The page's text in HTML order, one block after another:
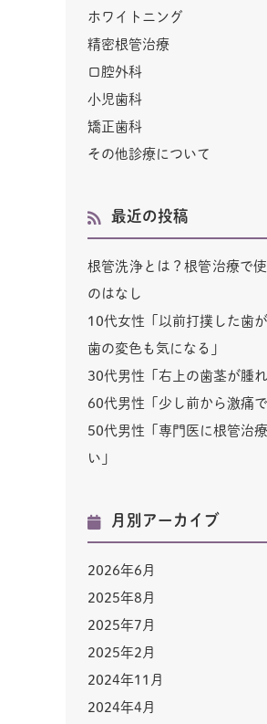
ホワイトニング
精密根管治療
口腔外科
小児歯科
矯正歯科
その他診療について
最近の投稿
根管洗浄とは？根管治療で
のはなし
10代女性「以前打撲した歯が
歯の変色も気になる」
30代男性「右上の歯茎が腫れ
60代男性「少し前から激痛で
50代男性「専門医に根管治
い」
月別アーカイブ
2026年6月
2025年8月
2025年7月
2025年2月
2024年11月
2024年4月